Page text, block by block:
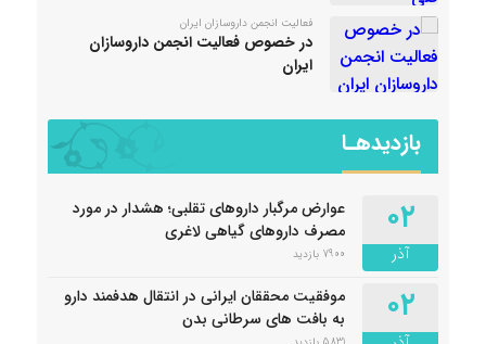
فعالیت انجمن داروسازان ایران
در خصوص فعالیت انجمن داروسازان
ایران
بازدیدهـا
۰۲
آذر
عوارض مرگبار داروهای تقلبی؛ هشدار در مورد
مصرف داروهای گیاهی لاغری
7900 بازدید
۰۲
موفقیت محققان ایرانی در انتقال هدفمند دارو
به بافت های سرطانی بدن